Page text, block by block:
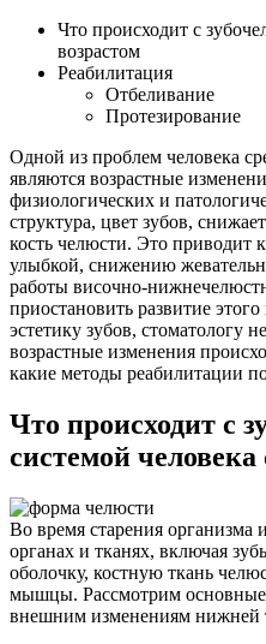
Что происходит с
возрастом
Реабилитация
Отбеливание
Протезирование
Одной из проблем человека
являются возрастные
физиологических и
структура, цвет зубов,
кость челюсти. Это приводит
улыбкой, снижению
работы височно-
приостановить развитие
эстетику зубов, стоматологу
возрастные изменения
какие методы реабилитации
Что происходит с
системой человека
Во время старения организма
органах и тканях, включая
оболочку, костную ткань
мышцы. Рассмотрим основные
внешним изменениям нижней